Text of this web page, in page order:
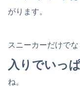
がります。
スニーカーだけで
入りでいっ
ね。